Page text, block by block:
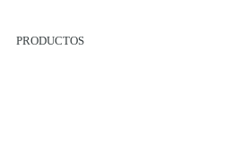
PRODUCTOS